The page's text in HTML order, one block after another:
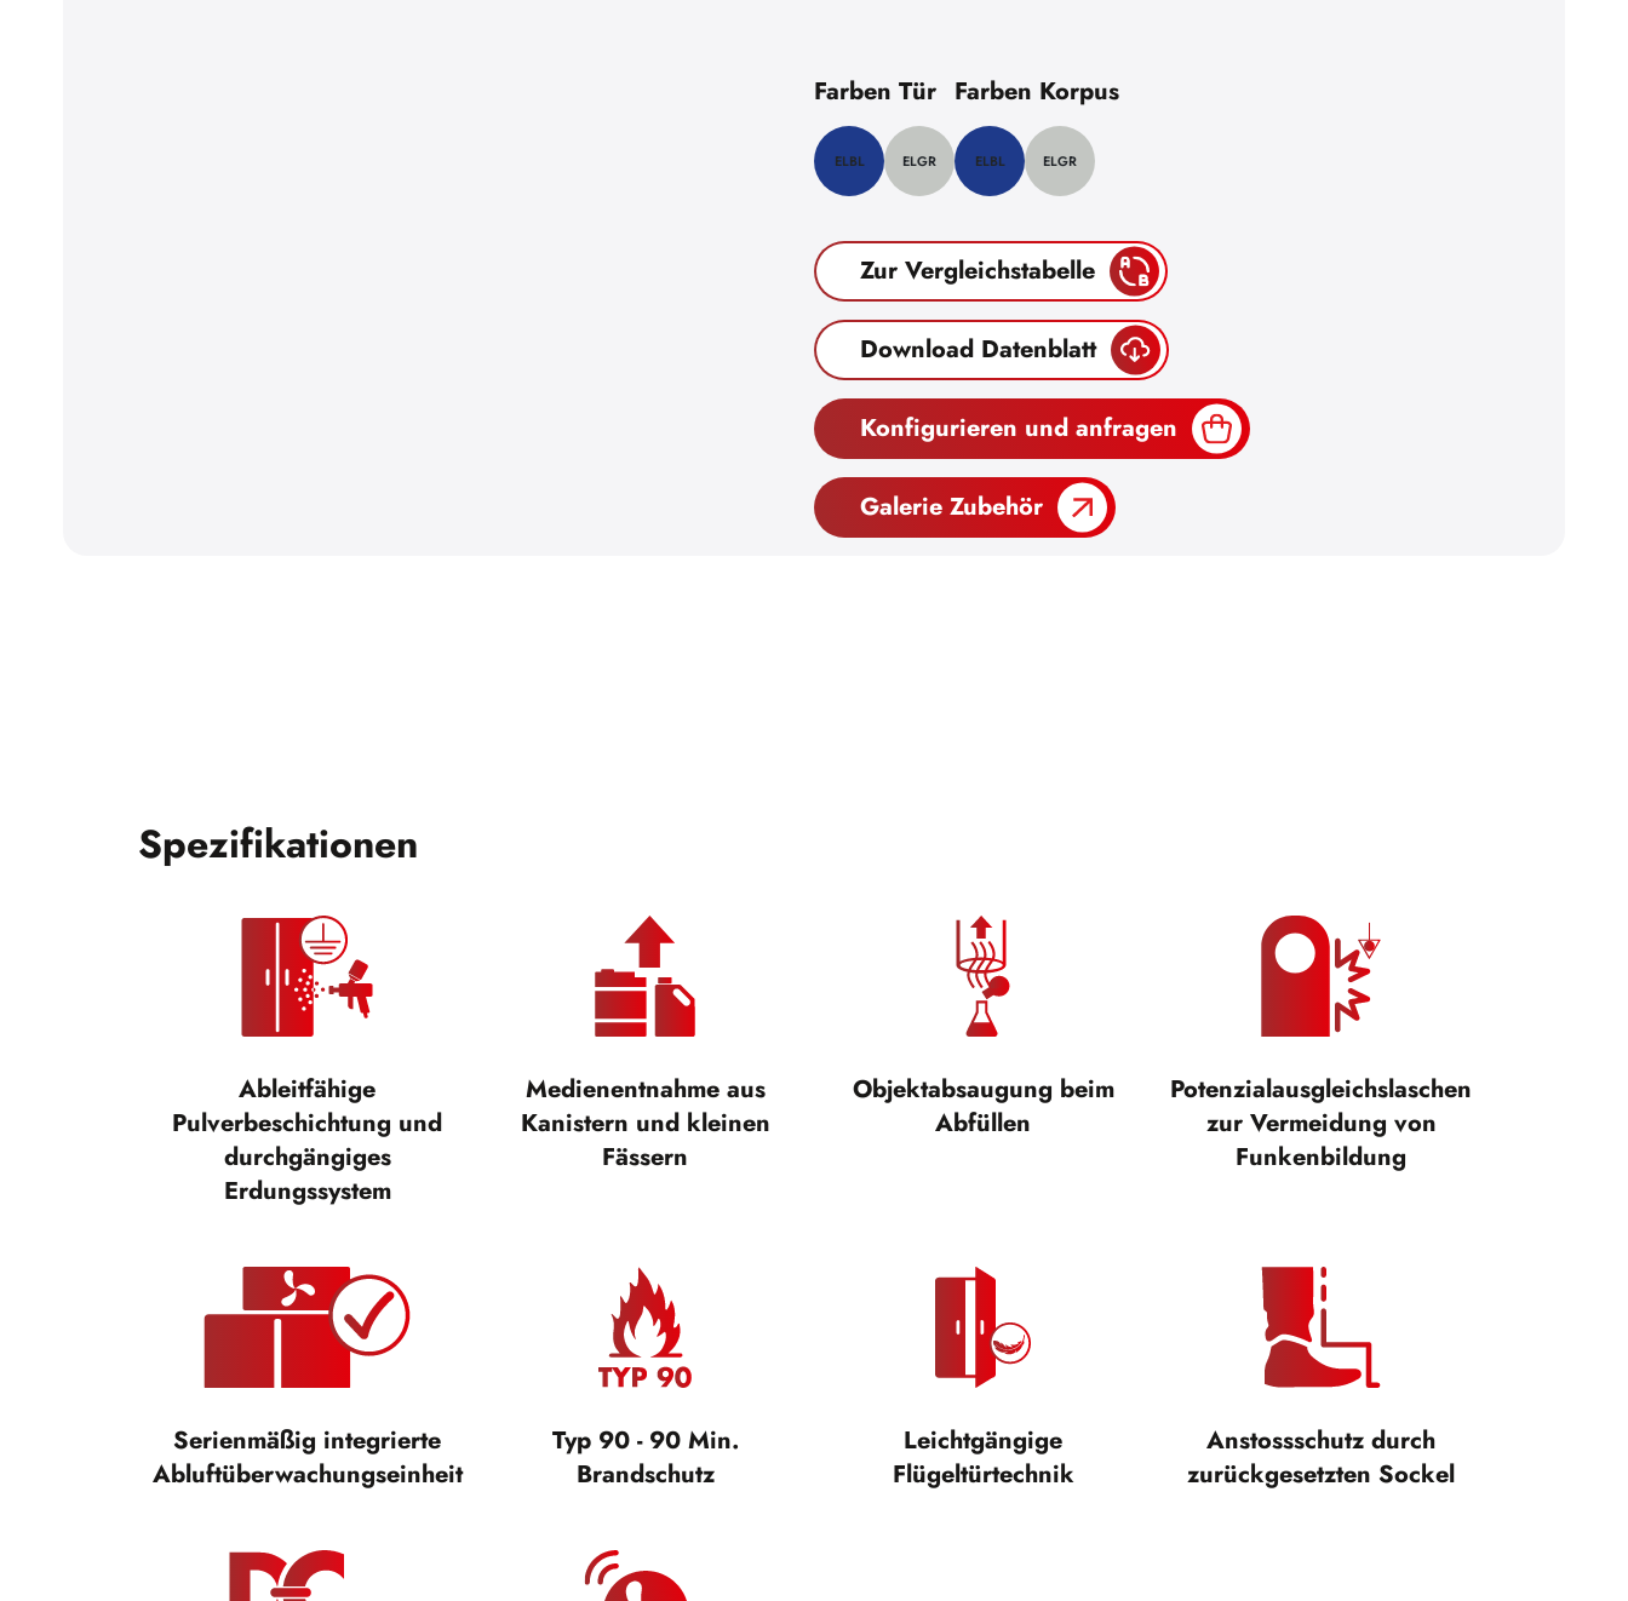
Farben Tür
ELBL ELGR
Farben Korpus
ELBL ELGR
Zur Vergleichstabelle
Download Datenblatt
Konfigurieren und anfragen
Galerie Zubehör
Spezifikationen
Ableitfähige
Pulverbeschichtung und
durchgängiges
Erdungssystem
Medienentnahme aus
Kanistern und kleinen
Fässern
Objektabsaugung beim
Abfüllen
Potenzialausgleichslaschen
zur Vermeidung von
Funkenbildung
Serienmäßig integrierte
Abluftüberwachungseinheit
Typ 90 - 90 Min.
Brandschutz
Leichtgängige
Flügeltürtechnik
Anstossschutz durch
zurückgesetzten Sockel